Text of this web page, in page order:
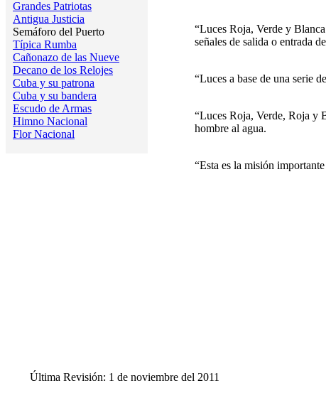
Grandes Patriotas
Antigua Justicia
Semáforo del Puerto
Típica Rumba
Cañonazo de las Nueve
Decano de los Relojes
Cuba y su patrona
Cuba y su bandera
Escudo de Armas
Himno Nacional
Flor Nacional
“Luces Roja, Verde y
señales de salida o entrada
“Luces a base de una serie
“Luces Roja, Verde, Roja y
hombre al agua.
“Esta es la misión
Última Revisión: 1 de noviembre del 2011